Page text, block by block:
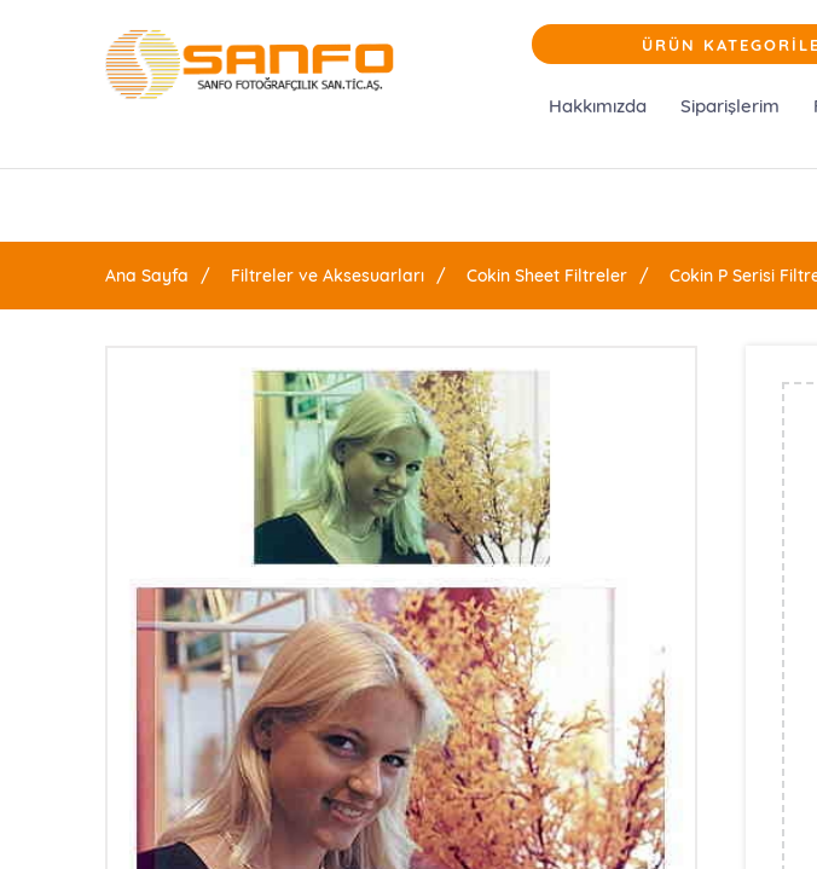
ÜRÜN
Hakkımızda Siparişlerim
Ana Sayfa Filtreler ve Aksesuarları Cokin Sheet Filtreler Cokin P Serisi